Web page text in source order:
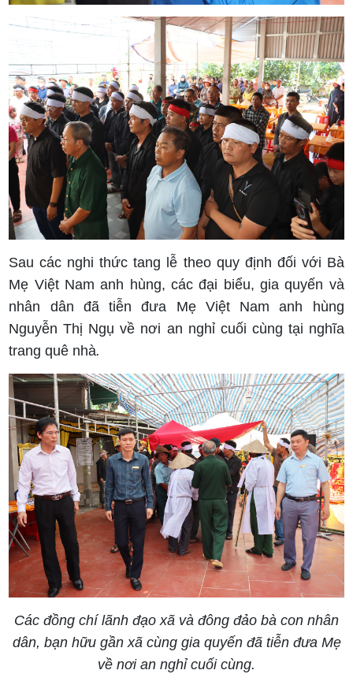
Sau các nghi thức tang lễ theo quy định đối với Bà
Mẹ Việt Nam anh hùng, các đại biểu, gia quyến và
nhân dân đã tiễn đưa Mẹ Việt Nam anh hùng
Nguyễn Thị Ngụ về nơi an nghỉ cuối cùng tại nghĩa
trang quê nhà.
Các đồng chí lãnh đạo xã và đông đảo bà con nhân
dân, bạn hữu gần xã cùng gia quyến đã tiễn đưa Mẹ
về nơi an nghỉ cuối cùng.